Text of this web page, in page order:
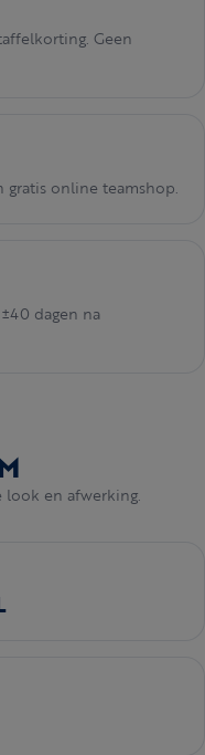
Geen
gratis online teamshop.
dagen na
en afwerking.